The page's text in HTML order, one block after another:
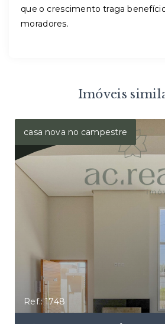
que o crescimento traga
moradores.
Imóveis
casa nova no campestre
Ref.: 1748